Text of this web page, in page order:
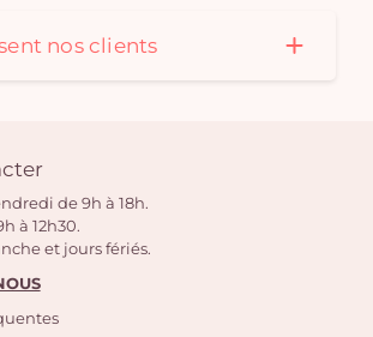
nos clients
de 9h à 18h.
à 12h30.
et jours fériés.